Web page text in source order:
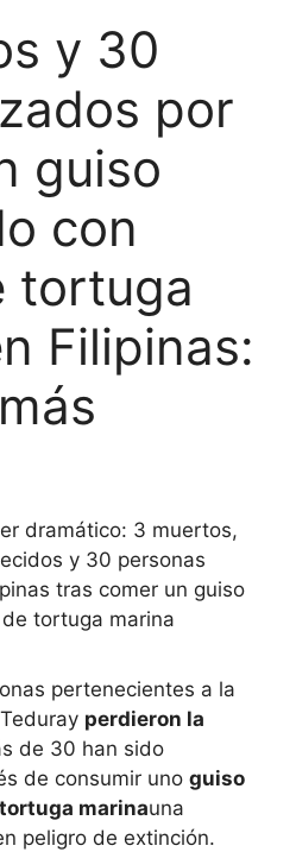
y 30
por
guiso
con
tortuga
Filipinas:
dramático: 3 muertos,
y 30 personas
tras comer un guiso
tortuga marina
pertenecientes a la
perdieron la
de 30 han sido
de consumir uno guiso
marinauna
peligro de extinción.